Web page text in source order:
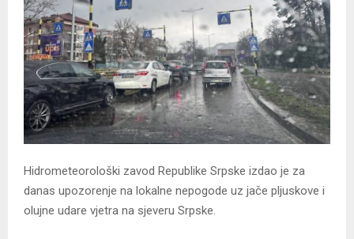
Hidrometeorološki zavod Republike Srpske izdao je za
danas upozorenje na lokalne nepogode uz jače pljuskove i
olujne udare vjetra na sjeveru Srpske.